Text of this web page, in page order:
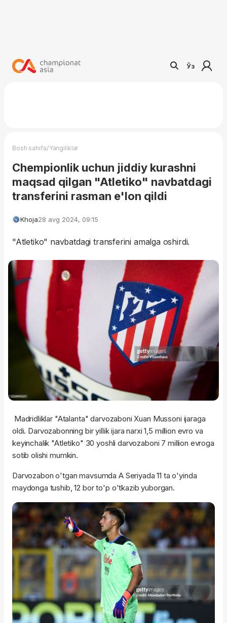
Ўз
Bosh sahifa/Yangiliklar
Chempionlik uchun jiddiy kurashni
maqsad qilgan "Atletiko" navbatdagi
transferini rasman e'lon qildi
Khoja28 avg 2024, 09:15
"Atletiko" navbatdagi transferini amalga oshirdi.
Madridliklar "Atalanta" darvozaboni Xuan Mussoni ijaraga
oldi. Darvozabonning bir yillik ijara narxi 1,5 million evro va
keyinchalik "Atletiko" 30 yoshli darvozaboni 7 million evroga
sotib olishi mumkin.
Darvozabon o'tgan mavsumda A Seriyada 11 ta o'yinda
maydonga tushib, 12 bor to'p o'tkazib yuborgan.